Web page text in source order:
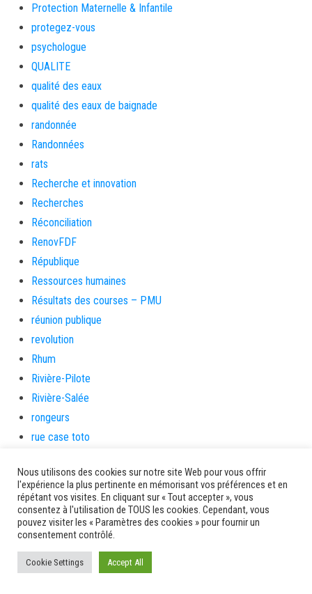
Protection Maternelle & Infantile
protegez-vous
psychologue
QUALITE
qualité des eaux
qualité des eaux de baignade
randonnée
Randonnées
rats
Recherche et innovation
Recherches
Réconciliation
RenovFDF
République
Ressources humaines
Résultats des courses – PMU
réunion publique
revolution
Rhum
Rivière-Pilote
Rivière-Salée
rongeurs
rue case toto
Saint-Pierre
Sainte-Marie
santé
Santé et prévention
Saveurs artisanes
Schœlcher
Nous utilisons des cookies sur notre site Web pour vous offrir
l'expérience la plus pertinente en mémorisant vos préférences et en
répétant vos visites. En cliquant sur « Tout accepter », vous
consentez à l'utilisation de TOUS les cookies. Cependant, vous
pouvez visiter les « Paramètres des cookies » pour fournir un
consentement contrôlé.
Cookie Settings Accept All